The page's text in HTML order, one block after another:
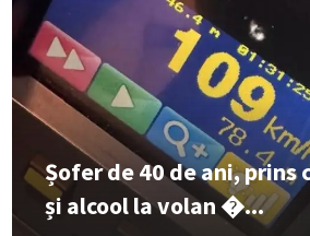
Șofer de 40 de ani, prins
și alcool la volan �...